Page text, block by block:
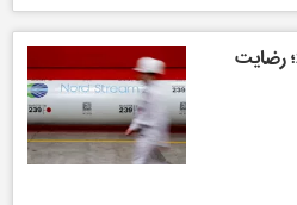
در آستانه افتتاح نورد استریم2؛ رضایت